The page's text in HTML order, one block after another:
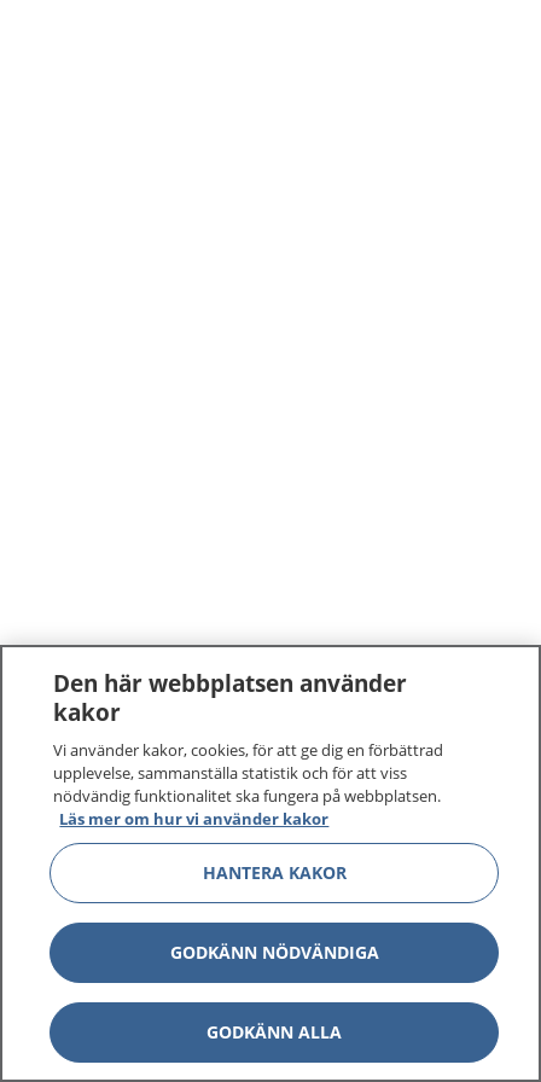
Den här webbplatsen använder
kakor
Vi använder kakor, cookies, för att ge dig en förbättrad
upplevelse, sammanställa statistik och för att viss
nödvändig funktionalitet ska fungera på webbplatsen.
Läs mer om hur vi använder kakor
HANTERA KAKOR
GODKÄNN NÖDVÄNDIGA
GODKÄNN ALLA